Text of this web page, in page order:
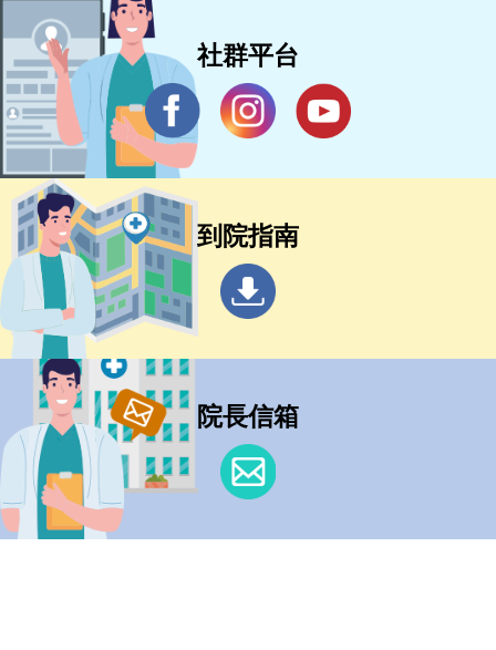
社群平台
到院指南
院長信箱